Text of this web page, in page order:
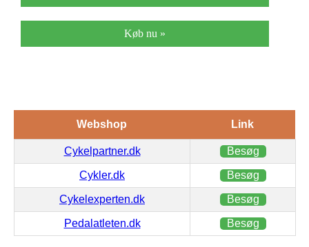
Køb nu »
Webshop Link
Cykelpartner.dk Besøg
Cykler.dk Besøg
Cykelexperten.dk Besøg
Pedalatleten.dk Besøg